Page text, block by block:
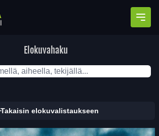
Elokuvahaku
Takaisin elokuvalistaukseen